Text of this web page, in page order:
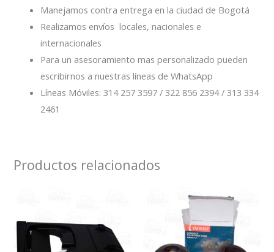
Manejamos contra entrega en la ciudad de Bogotá
Realizamos envíos locales, nacionales e
internacionales
Para un asesoramiento mas personalizado pueden
escribirnos a nuestras líneas de WhatsApp
Líneas Móviles: 314 257 3597 / 322 856 2394 / 313 334
2461
Productos relacionados